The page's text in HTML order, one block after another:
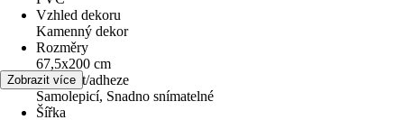
Vzhled dekoru
Kamenný dekor
Rozměry
67,5x200 cm
Lepivost/adheze
Samolepicí, Snadno snímatelné
Šířka
Zobrazit více